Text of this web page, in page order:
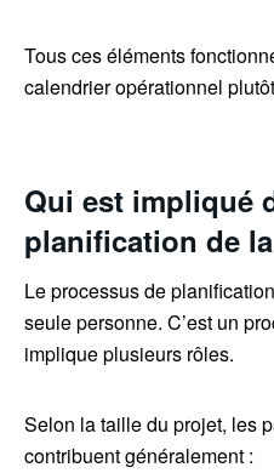
Tous ces éléments
calendrier opérationnel
Qui est impliqué
planification de
Le processus de
seule personne. C’est un
implique plusieurs rôles.
Selon la taille du projet, les
contribuent généralement :